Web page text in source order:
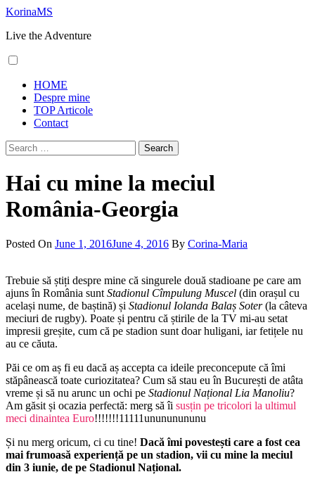
Skip
content
KorinaMS
Live the Adventure
Menu
HOME
Despre mine
TOP Articole
Contact
Search
for:
Hai cu mine la meciul
România-Georgia
Posted On June 1, 2016June 4, 2016 By Corina-Maria
Trebuie să știți despre mine că singurele două stadioane pe care am
ajuns în România sunt Stadionul Cîmpulung Muscel (din orașul cu
același nume, de baștină) și Stadionul Iolanda Balaș Soter(la câteva
meciuri de rugby). Poate și pentru că știrile de la TV mi-au setat
impresii greșite, cum că pe stadion sunt doar huligani, iar fetițele nu
au ce căuta.
Păi ce om aș fi eu dacă aș accepta ca ideile preconcepute că îmi
stăpânească toate curiozitatea? Cum să stau eu în București de atâta
vreme și să nu arunc un ochi pe Stadionul Național Lia Manoliu?
Am găsit și ocazia perfectă: merg să îi susțin pe tricolori la ultimul
meci dinaintea Euro!!!!!!!11111unununununu
Și nu merg oricum, ci cu tine! Dacă îmi povestești care a fost cea
mai frumoasă experiență pe un stadion, vii cu mine la meciul
din 3 iunie, de pe Stadionul Național.